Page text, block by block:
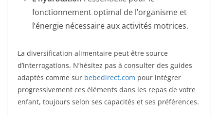
fonctionnement optimal de l’organisme et
l’énergie nécessaire aux activités motrices.
La diversification alimentaire peut être source
d’interrogations. N’hésitez pas à consulter des guides
adaptés comme sur bebedirect.com pour intégrer
progressivement ces éléments dans les repas de votre
enfant, toujours selon ses capacités et ses préférences.